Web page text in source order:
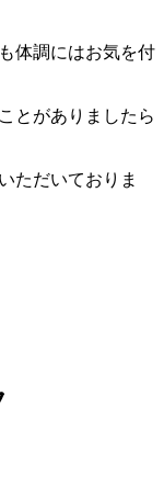
体調にはお気を付
とがありましたら
ただいておりま